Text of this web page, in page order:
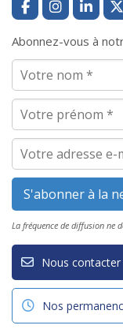
Abonnez-vous à
La fréquence de diffusion ne
Nous contacter
Nos